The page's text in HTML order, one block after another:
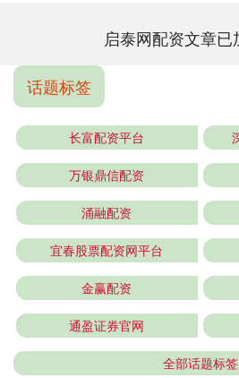
启泰网配资文章已
话题标签
长富配资平台
万银鼎信配资
涌融配资
宜春股票配资网平台
金赢配资
通盈证券官网
全部话题标签